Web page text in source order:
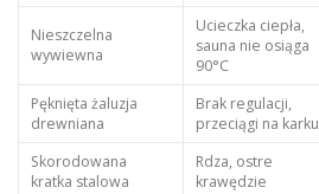
Nieszczelna
wywiewna
Ucieczka ciepła,
sauna nie osiąga
90°C
Pęknięta żaluzja
drewniana
Brak regulacji,
przeciągi na karku
Skorodowana
kratka stalowa
Rdza, ostre
krawędzie